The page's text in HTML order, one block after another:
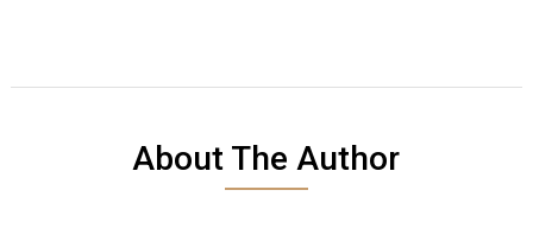
About The Author